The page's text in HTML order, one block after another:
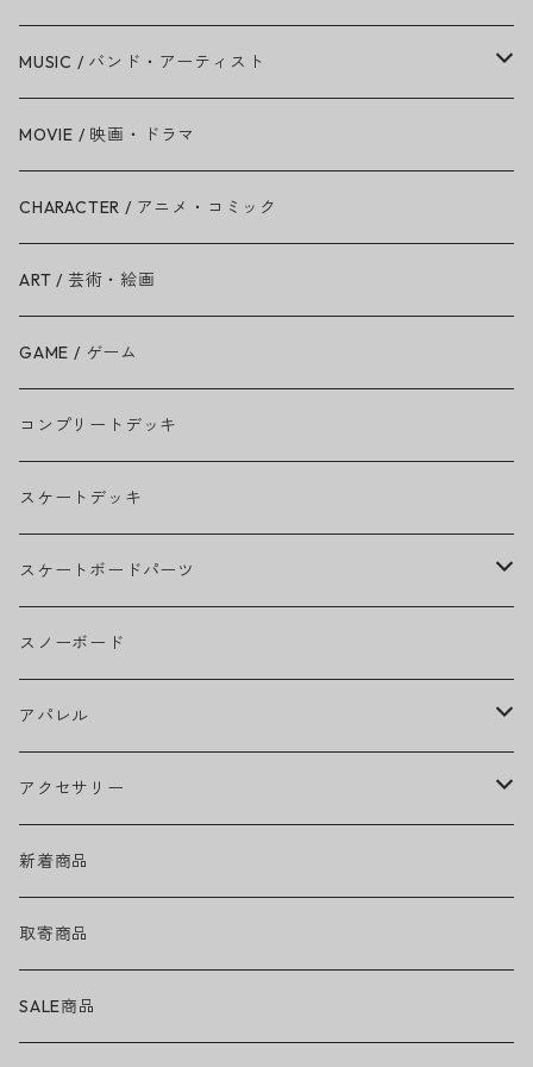
MUSIC / バンド・アーティスト
Amy Winehouse
Ariana Grande
BAD RELIGION
BEASTIE BOYS
THE BEATLES
BILLIE EILISH
BOB MARLEY
CAMILA CABELLO
Ed Sheeran
EMINEM
GREEN DAY
GUNS N' ROSES
LADY GAGA
MOVIE / 映画・ドラマ
CHARACTER / アニメ・コミック
ART / 芸術・絵画
GAME / ゲーム
コンプリートデッキ
スケートデッキ
スケートボードパーツ
グリップテープ
ウィール
ベアリング
トラック
ヘルメット・プロテクター
アクセサリー・小物
スノーボード
アパレル
ヘッドウェア
キャップ
ハット
ネックウェア
トップス
Tシャツ・ロングTシャツ
ボトムス
アクセサリー
ハードグッズ
バッグ・ポーチ
サングラス
新着商品
取寄商品
SALE商品